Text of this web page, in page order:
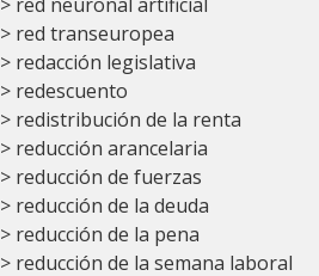
> red transeuropea
> redacción legislativa
> redescuento
> redistribución de la renta
> reducción arancelaria
> reducción de fuerzas
> reducción de la deuda
> reducción de la pena
> reducción de la semana laboral